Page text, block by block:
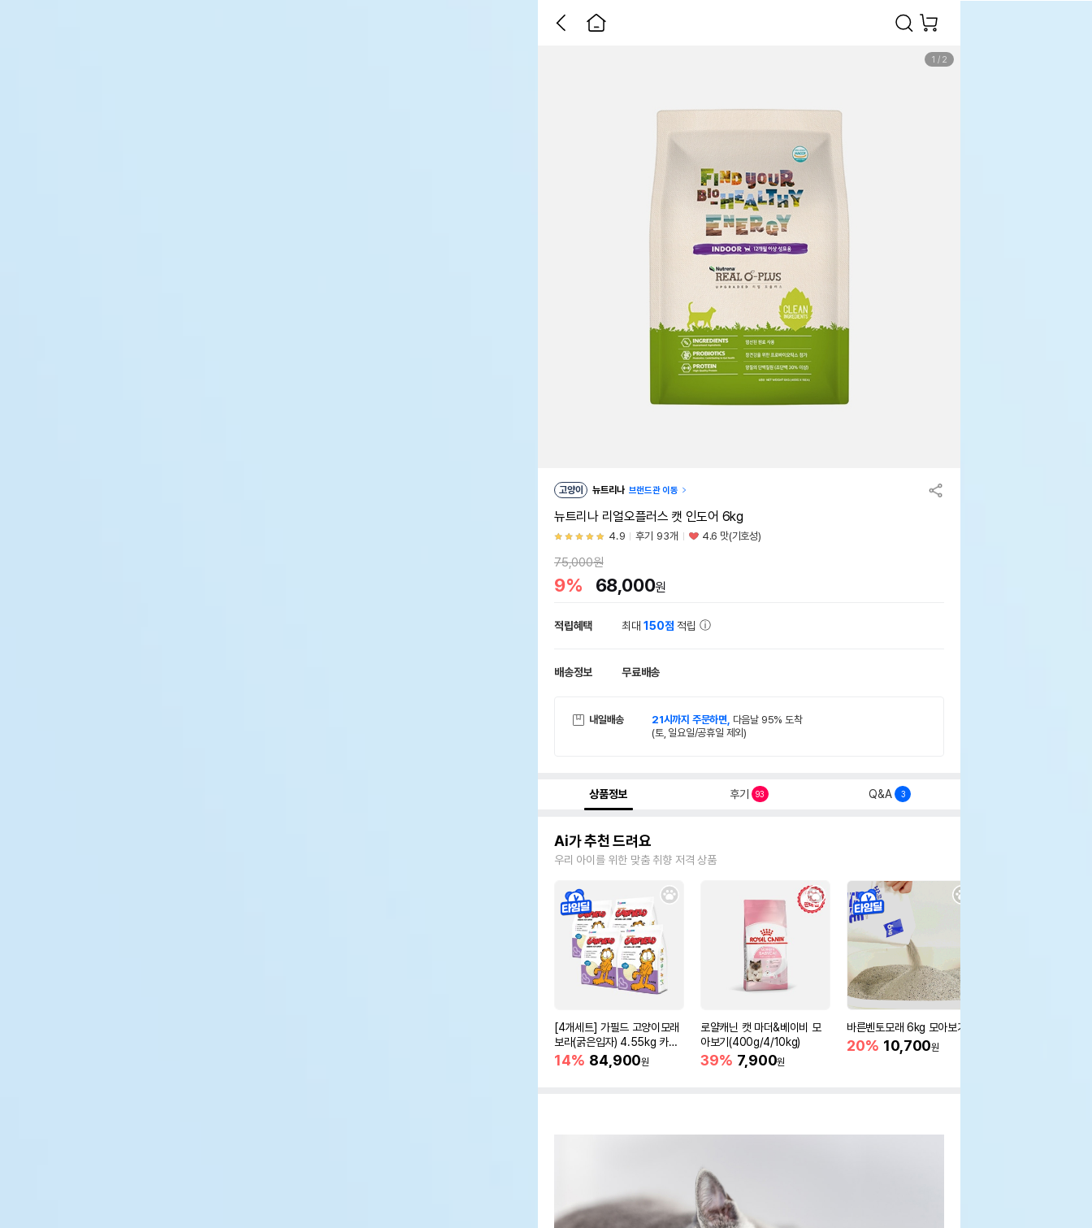
1 / 2
고양이 뉴트리나 브랜드관 이동
뉴트리나 리얼오플러스 캣 인도어 6kg
4.9 후기 93개 4.6 맛(기호성)
75,000원
9% 68,000원
적립혜택 최대150점 적립
배송정보 무료배송
내일배송 21시까지 주문하면, 다음날 95% 도착
(토, 일요일/공휴일 제외)
상품정보 후기 93 Q&A 3
Ai가 추천 드려요
우리 아이를 위한 맞춤 취향 저격 상품
[4개세트] 가필드 고양이모래
보라(굵은입자) 4.55kg 카사
바모래
14% 84,900원
로얄캐닌 캣 마더&베이비 모
아보기(400g/4/10kg)
39% 7,900원
바른벤토모래 6kg 모아보기
20% 10,700원